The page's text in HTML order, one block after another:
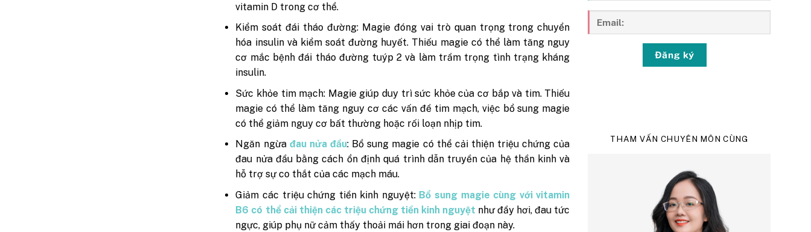
vitamin D trong cơ thể.
Kiểm soát đái tháo đường: Magie đóng vai trò quan trọng trong chuyển
hóa insulin và kiểm soát đường huyết. Thiếu magie có thể làm tăng nguy
cơ mắc bệnh đái tháo đường tuýp 2 và làm trầm trọng tình trạng kháng
insulin.
Sức khỏe tim mạch: Magie giúp duy trì sức khỏe của cơ bắp và tim. Thiếu
magie có thể làm tăng nguy cơ các vấn đề tim mạch, việc bổ sung magie
có thể giảm nguy cơ bất thường hoặc rối loạn nhịp tim.
Ngăn ngừa đau nửa đầu: Bổ sung magie có thể cải thiện triệu chứng của
đau nửa đầu bằng cách ổn định quá trình dẫn truyền của hệ thần kinh và
hỗ trợ sự co thắt của các mạch máu.
Giảm các triệu chứng tiền kinh nguyệt: Bổ sung magie cùng với vitamin
B6 có thể cải thiện các triệu chứng tiền kinh nguyệt như đầy hơi, đau tức
ngực, giúp phụ nữ cảm thấy thoải mái hơn trong giai đoạn này.
Đăng ký
THAM VẤN CHUYÊN MÔN CÙNG